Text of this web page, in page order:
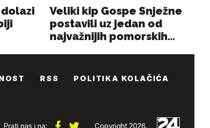
RSS POLITIKA KOLAČIĆA
Prati nas i na: Copyright 2026.